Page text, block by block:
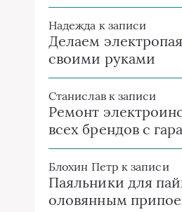
Надежда к записи
Делаем
своими руками
Станиславк записи
Ремонт
всех брендов с
Блохин Петр к записи
Паяльники для
оловянным